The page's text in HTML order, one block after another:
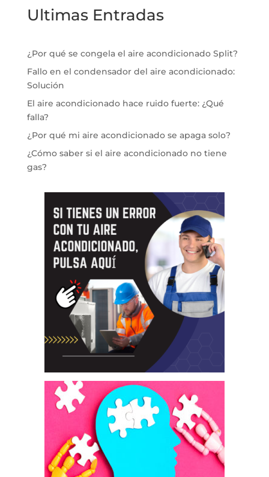
Ultimas Entradas
¿Por qué se congela el aire acondicionado Split?
Fallo en el condensador del aire acondicionado:
Solución
El aire acondicionado hace ruido fuerte: ¿Qué
falla?
¿Por qué mi aire acondicionado se apaga solo?
¿Cómo saber si el aire acondicionado no tiene
gas?